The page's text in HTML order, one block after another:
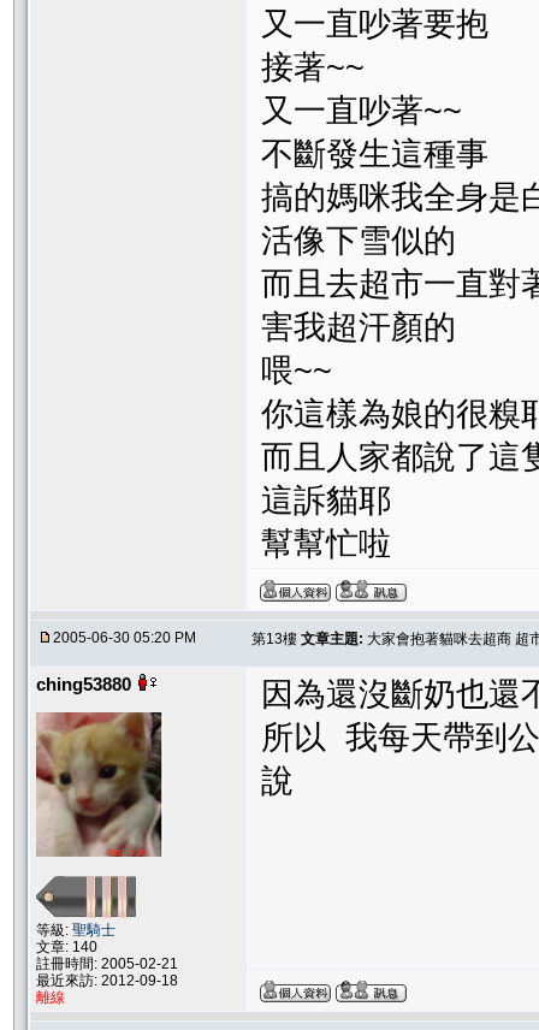
又一直吵著要抱
接著~~
又一直吵著~~
不斷發生這種事
搞的媽咪我全身是
活像下雪似的
而且去超市一直對
害我超汗顏的
喂~~
你這樣為娘的很糗
而且人家都說了這
這訴貓耶
幫幫忙啦
2005-06-30 05:20 PM 第13樓 文章主題: 大家會抱著貓咪去超商 超
ching53880
等級: 聖騎士
文章: 140
註冊時間: 2005-02-21
最近來訪: 2012-09-18
離線
因為還沒斷奶也
所以 我每天帶到
說